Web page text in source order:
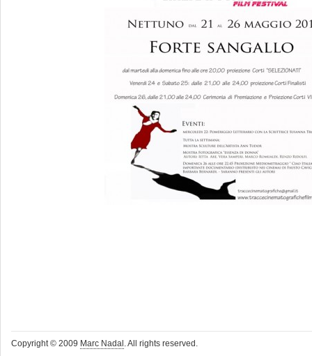
Copyright © 2009 Marc Nadal . All rights reserved.